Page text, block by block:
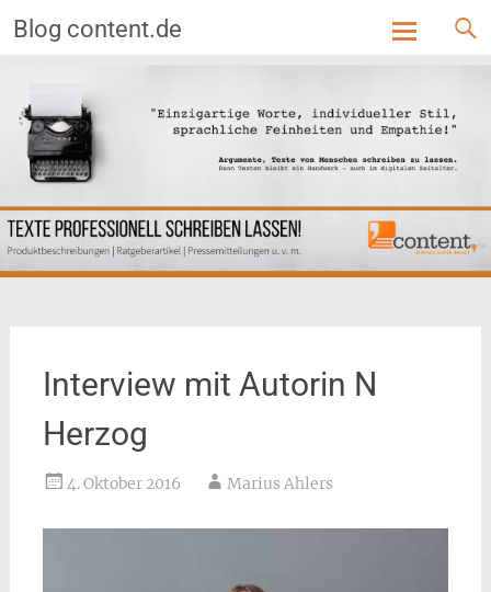
Blog content.de
Skip
content
Interview mit Autorin N
Herzog
4. Oktober 2016 Marius Ahlers